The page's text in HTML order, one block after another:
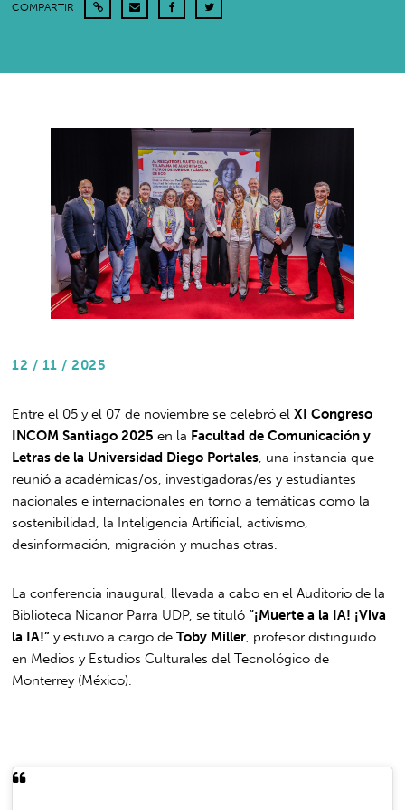
COMPARTIR
12 / 11 / 2025
Entre el 05 y el 07 de noviembre se celebró elXI Congreso
INCOM Santiago 2025 en la Facultad de Comunicación y
Letras de la Universidad Diego Portales , una instancia que
reunió a académicas/os, investigadoras/es y estudiantes
nacionales e internacionales en torno a temáticas como la
sostenibilidad, la Inteligencia Artificial, activismo,
desinformación, migración y muchas otras.
La conferencia inaugural, llevada a cabo en el Auditorio de la
Biblioteca Nicanor Parra UDP, se tituló “¡Muerte a la IA! ¡Viva
la IA!” y estuvo a cargo deToby Miller , profesor distinguido
en Medios y Estudios Culturales del Tecnológico de
Monterrey (México).